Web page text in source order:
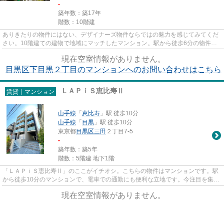
-
築年数：築17年
階数：10階建
ありきたりの物件にはない、デザイナーズ物件ならではの魅力を感じてみてくだ
さい。10階建ての建物で地域にマッチしたマンション。駅から徒歩6分の物件
現在空室情報がありません。
目黒区下目黒２丁目のマンションへのお問い合わせはこちら
賃貸｜マンション ＬＡＰｉＳ恵比寿Ⅱ
山手線 「 恵比寿 」駅 徒歩10分
山手線 「 目黒 」駅 徒歩10分
東京都目黒区三田 ２丁目7-5
-
築年数：築5年
階数：5階建 地下1階
「ＬＡＰｉＳ恵比寿Ⅱ」のここがイチオシ。こちらの物件はマンションです。駅
から徒歩10分のマンションで、電車での通勤にも便利な立地です。今注目を集め
現在空室情報がありません。